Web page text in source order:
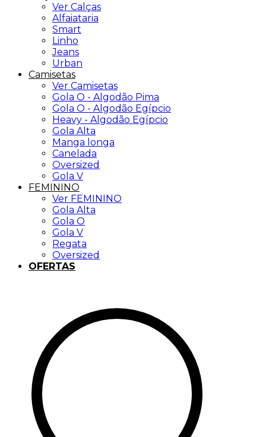
Ver Calças
Alfaiataria
Smart
Linho
Jeans
Urban
Camisetas
Ver Camisetas
Gola O - Algodão Pima
Gola O - Algodão Egípcio
Heavy - Algodão Egípcio
Gola Alta
Manga longa
Canelada
Oversized
Gola V
FEMININO
Ver FEMININO
Gola Alta
Gola O
Gola V
Regata
Oversized
OFERTAS